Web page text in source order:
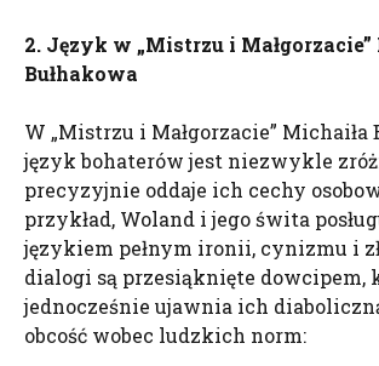
2. Język w „Mistrzu i Małgorzacie”
Bułhakowa
W „Mistrzu i Małgorzacie” Michaiła
język bohaterów jest niezwykle
precyzyjnie oddaje ich cechy
przykład, Woland i jego świta
językiem pełnym ironii, cynizmu i
dialogi są przesiąknięte dowcipem,
jednocześnie ujawnia ich
obcość wobec ludzkich norm: